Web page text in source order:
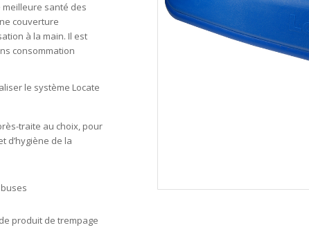
santé des
couverture
à la main. Il est
consommation
le système Locate
traite au choix, pour
d’hygiène de la
produit de trempage